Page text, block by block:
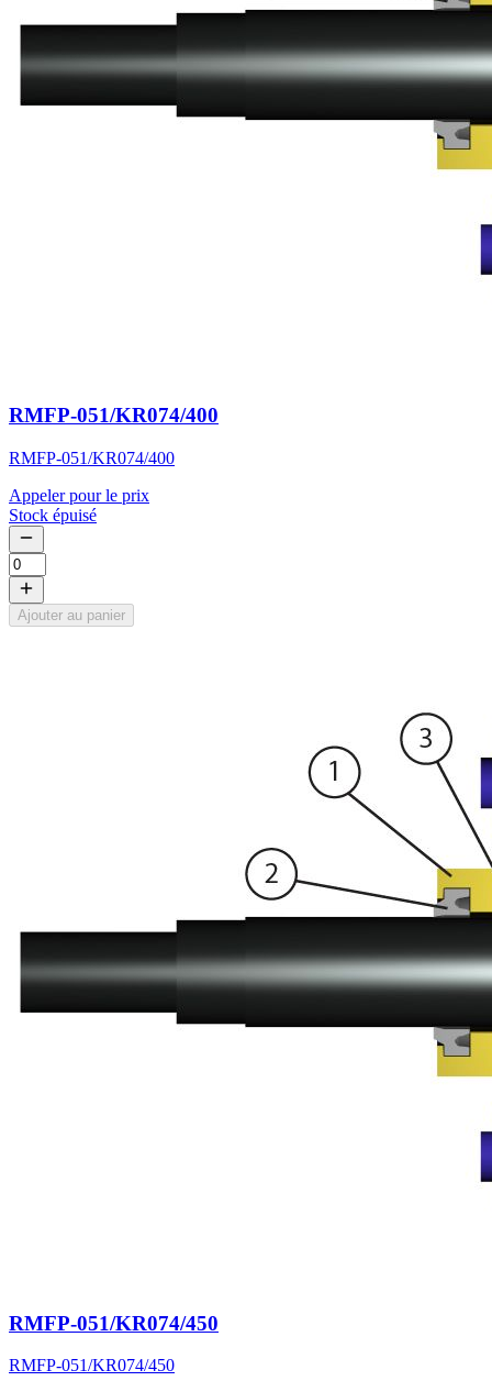
RMFP-051/KR074/400
RMFP-051/KR074/400
Appeler pour le prix
Stock épuisé
Ajouter au panier
RMFP-051/KR074/450
RMFP-051/KR074/450